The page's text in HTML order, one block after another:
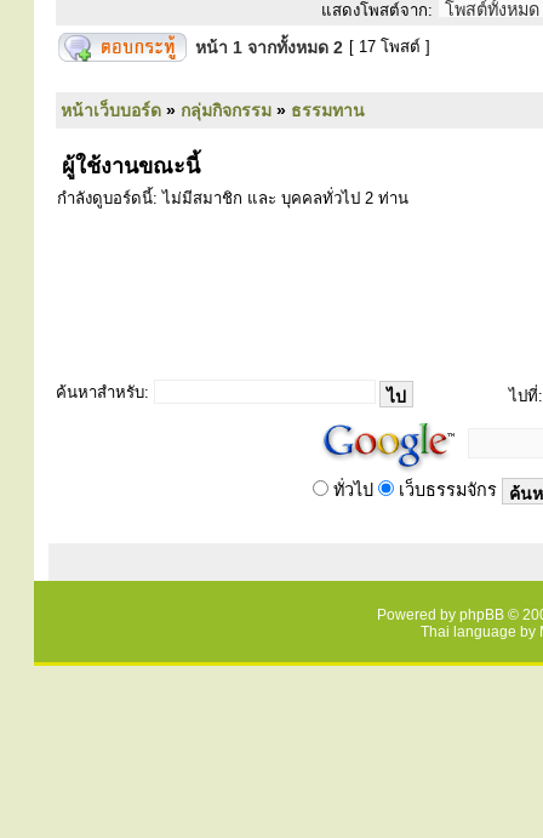
แสดงโพสต์จาก:
หน้า 1 จากทั้งหมด 2 [ 17 โพสต์ ]
หน้าเว็บบอร์ด » กลุ่มกิจกรรม » ธรรมทาน
ผู้ใช้งานขณะนี้
กำลังดูบอร์ดนี้: ไม่มีสมาชิก และ บุคคลทั่วไป 2 ท่าน
ค้นหาสำหรับ: ไปที่:
ทั่วไป เว็บธรรมจักร
Powered by phpBB ©
Thai language by